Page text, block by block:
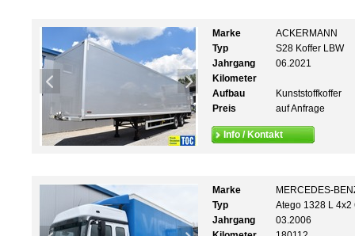
Marke
ACKERMANN
Typ
S28 Koffer LBW
Jahrgang
06.2021
Kilometer
Aufbau
Kunststoffkoffer
Preis
auf Anfrage
Info / Kontakt
Marke
MERCEDES-
Typ
Atego 1328 L 4x2
Jahrgang
03.2006